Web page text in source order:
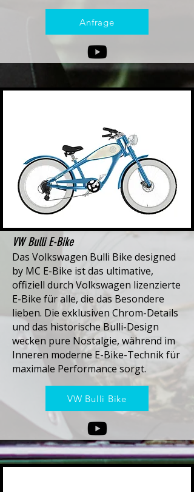
Anfrage
VW Bulli E-Bike
Das Volkswagen Bulli Bike designed
by MC E-Bike ist das ultimative,
offiziell durch Volkswagen lizenzierte
E-Bike für alle, die das Besondere
lieben. Die exklusiven Chrom-Details
und das historische Bulli-Design
wecken pure Nostalgie, während im
Inneren moderne E-Bike-Technik für
maximale Performance sorgt.
VW Bulli Bike